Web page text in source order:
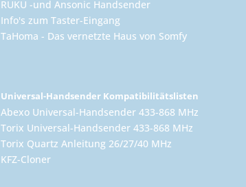
RUKU -und Ansonic Handsender
Info's zum Taster-Eingang
TaHoma - Das vernetzte Haus von Somfy
Universal-Handsender Kompatibilitätslisten
Abexo Universal-Handsender 433-868 MHz
Torix Universal-Handsender 433-868 MHz
Torix Quartz Anleitung 26/27/40 MHz
KFZ-Cloner